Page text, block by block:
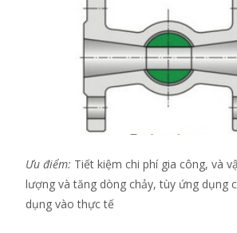
Ưu điểm: Tiết kiệm chi phí gia công, và
lượng và tăng dòng chảy, tùy ứng dụng
dụng vào thực tế